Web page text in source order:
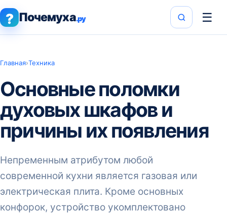
? Почемуха.ру ☰
Главная›Техника
Основные поломки
духовых шкафов и
причины их появления
Непременным атрибутом любой
современной кухни является газовая или
электрическая плита. Кроме основных
конфорок, устройство укомплектовано